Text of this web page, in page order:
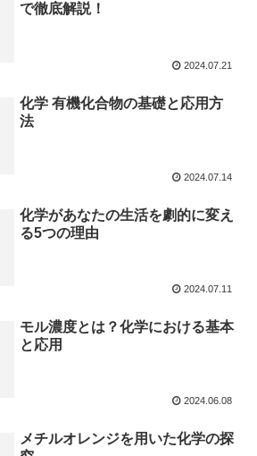
で徹底解説！
2024.07.21
化学 有機化合物の基礎と応用方
法
2024.07.14
化学があなたの生活を劇的に変え
る5つの理由
2024.07.11
モル濃度とは？化学における基本
と応用
2024.06.08
メチルオレンジを用いた化学の探